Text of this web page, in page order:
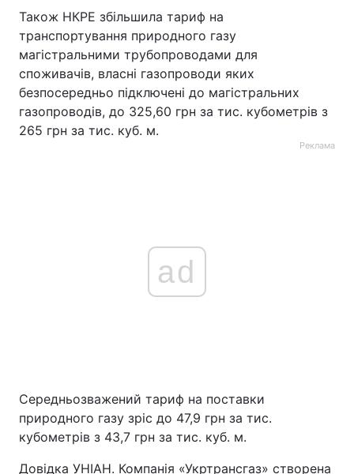
Також НКРЕ збільшила тариф на
транспортування природного газу
магістральними трубопроводами для
споживачів, власні газопроводи яких
безпосередньо підключені до магістральних
газопроводів, до 325,60 грн за тис. кубометрів з
265 грн за тис. куб. м.
Реклама
ad
Середньозважений тариф на поставки
природного газу зріс до 47,9 грн за тис.
кубометрів з 43,7 грн за тис. куб. м.
Довідка УНІАН. Компанія «Укртрансгаз» створена